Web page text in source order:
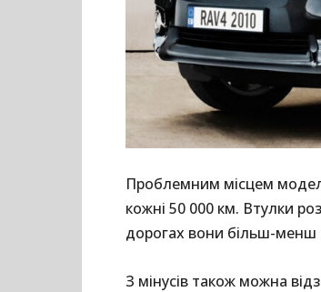
Проблемним місцем
кожні 50 000 км. Втулки
дорогах вони більш-менш
З мінусів також можна